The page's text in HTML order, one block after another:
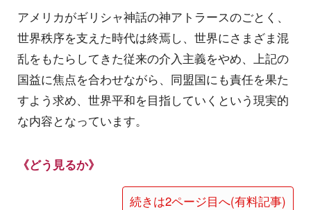
アメリカがギリシャ神話の神アトラースのごとく、
世界秩序を支えた時代は終焉し、世界にさまざま混
乱をもたらしてきた従来の介入主義をやめ、上記の
国益に焦点を合わせながら、同盟国にも責任を果た
すよう求め、世界平和を目指していくという現実的
な内容となっています。
《どう見るか》
続きは2ページ目へ(有料記事)